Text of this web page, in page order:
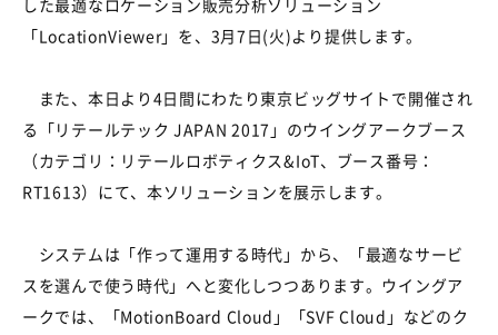
した最適なロケーション販売分析ソリューション
「LocationViewer」を、3月7日(火)より提供します。
また、本日より4日間にわたり東京ビッグサイトで開催され
る「リテールテック JAPAN 2017」のウイングアークブース
（カテゴリ：リテールロボティクス&IoT、ブース番号：
RT1613）にて、本ソリューションを展示します。
システムは「作って運用する時代」から、「最適なサービ
スを選んで使う時代」へと変化しつつあります。ウイングア
ークでは、「MotionBoard Cloud」「SVF Cloud」などのク